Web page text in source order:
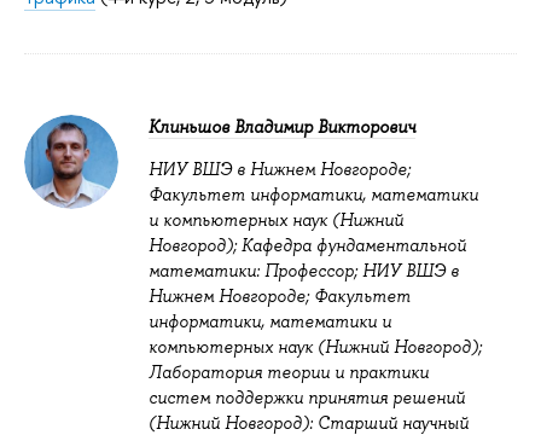
Клиньшов Владимир Викторович
НИУ ВШЭ в Нижнем Новгороде;
Факультет информатики, математики
и компьютерных наук (Нижний
Новгород); Кафедра фундаментальной
математики: Профессор; НИУ ВШЭ в
Нижнем Новгороде; Факультет
информатики, математики и
компьютерных наук (Нижний Новгород);
Лаборатория теории и практики
систем поддержки принятия решений
(Нижний Новгород): Старший научный